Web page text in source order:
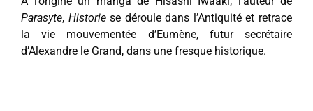
Parasyte, Historiese déroule dans l’Antiquité et retrace
la vie mouvementée d’Eumène, futur secrétaire
d’Alexandre le Grand, dans une fresque historique.